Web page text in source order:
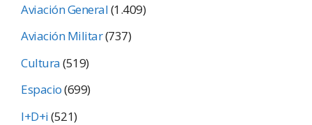
Aviación General(1.409)
Aviación Militar(737)
Cultura(519)
Espacio(699)
I+D+i(521)